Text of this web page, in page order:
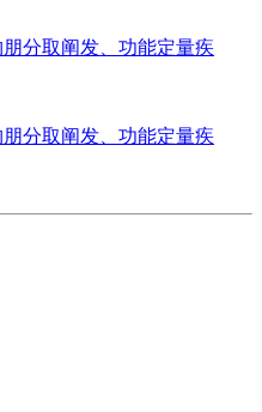
分取阐发、功能定量疾
分取阐发、功能定量疾